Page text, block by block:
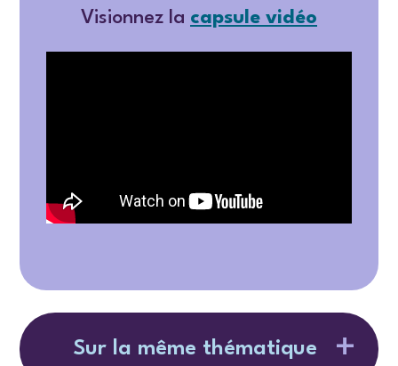
Visionnez la capsule vidéo
Sur la même thématique